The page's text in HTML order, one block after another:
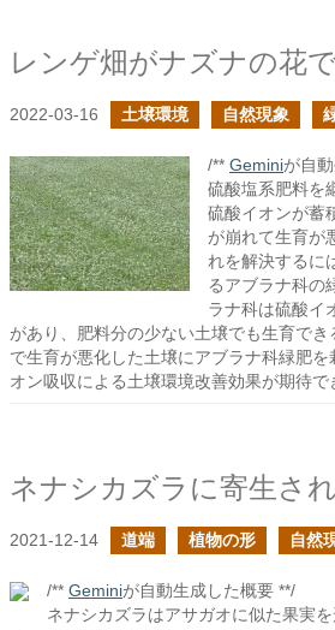
2022-03-16 土壌環境 自然現象
/** Geminiが自
硫酸塩系肥料を
硫酸イオンが蓄
が崩れて生育が
れを解決するに
るアブラナ科の
ラナ科は硫酸イ
があり、肥料分の少ない土壌でも生育で
で生育が悪化した土壌にアブラナ科緑肥
オン吸収による土壌環境改善効果が期待で
2021-12-14 道端 植物の形 自然
/** Geminiが自動生成した概要 **/
ネナシカズラはアサガオに似た果実